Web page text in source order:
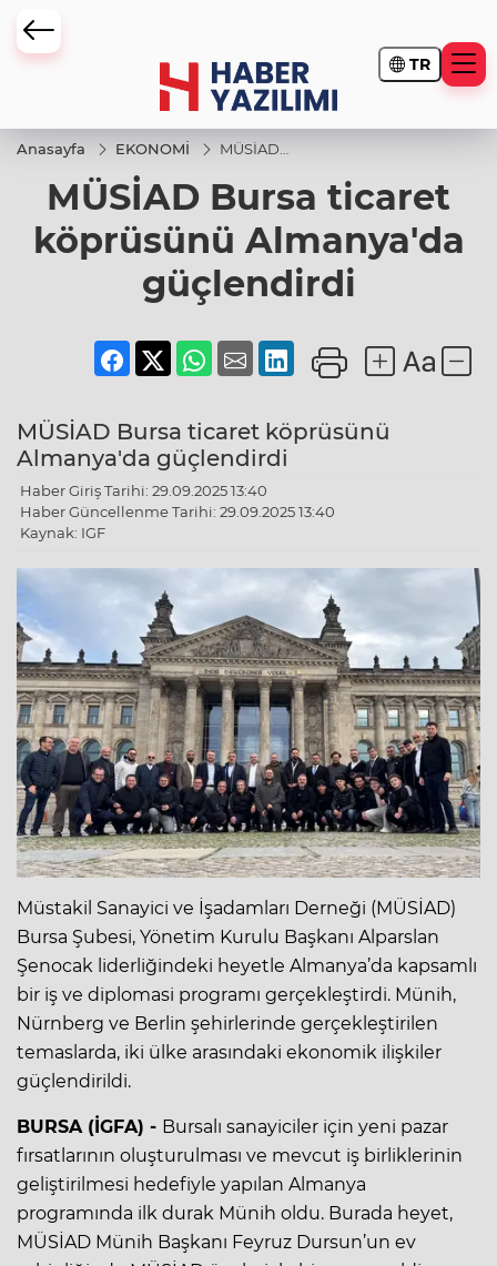
TR
Anasayfa EKONOMİ
MÜSİAD
ticaret
köprüsünü
güçlendirdi
MÜSİAD Bursa ticaret
köprüsünü Almanya'da
güçlendirdi
MÜSİAD Bursa ticaret köprüsünü
Almanya'da güçlendirdi
Haber Giriş Tarihi: 29.09.2025 13:40
Haber Güncellenme Tarihi: 29.09.2025 13:40
Kaynak: IGF
Müstakil Sanayici ve İşadamları Derneği (MÜSİAD)
Bursa Şubesi, Yönetim Kurulu Başkanı Alparslan
Şenocak liderliğindeki heyetle Almanya’da kapsamlı
bir iş ve diplomasi programı gerçekleştirdi. Münih,
Nürnberg ve Berlin şehirlerinde gerçekleştirilen
temaslarda, iki ülke arasındaki ekonomik ilişkiler
güçlendirildi.
BURSA (İGFA) - Bursalı sanayiciler için yeni pazar
fırsatlarının oluşturulması ve mevcut iş birliklerinin
geliştirilmesi hedefiyle yapılan Almanya
programında ilk durak Münih oldu. Burada heyet,
MÜSİAD Münih Başkanı Feyruz Dursun’un ev